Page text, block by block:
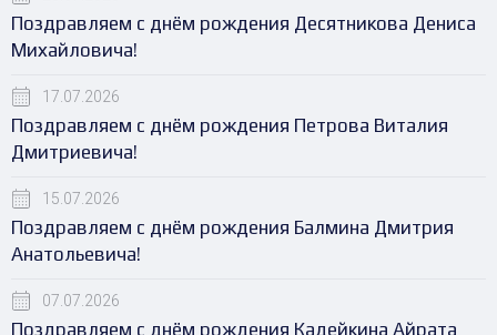
Поздравляем с днём рождения Десятникова Дениса
Михайловича!
17.07.2026
Поздравляем с днём рождения Петрова Виталия
Дмитриевича!
15.07.2026
Поздравляем с днём рождения Балмина Дмитрия
Анатольевича!
07.07.2026
Поздравляем с днём рождения Кадейкина Айрата